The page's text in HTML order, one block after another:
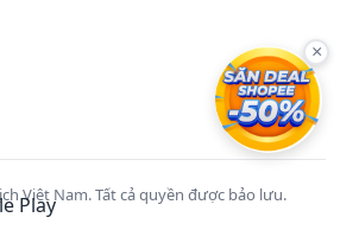
Việt Nam. Tất cả quyền được bảo lưu.
×